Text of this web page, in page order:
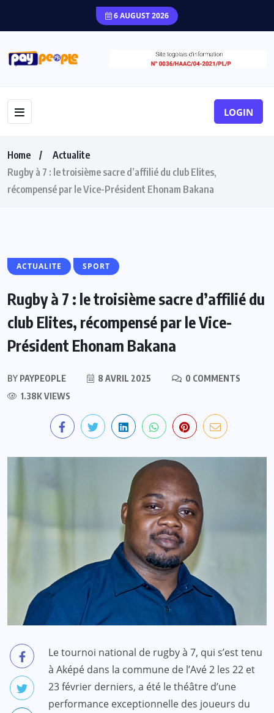
6 AUGUST 2026
LOGIN
Home
Actualite
Rugby à 7 : le troisième sacre d’affilié du club Elites,
récompensé par le Vice-Président Ehonam Bakana
ACTUALITE SPORT
Rugby à 7 : le troisième sacre d’affilié du
club Elites, récompensé par le Vice-
Président Ehonam Bakana
BY PAYPEOPLE 8 AVRIL 2025
0 COMMENTS
1.38K VIEWS
Le tournoi national de rugby à 7, qui s’est tenu
à Aképé dans la commune de l’Avé 2 les 22 et
23 février derniers, a été le théâtre d’une
performance exceptionnelle des joueurs du